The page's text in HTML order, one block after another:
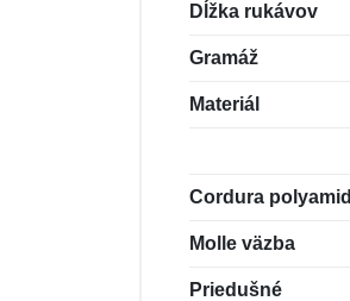
Dĺžka rukávov
Gramáž
Materiál
Cordura polyamid
Molle väzba
Priedušné